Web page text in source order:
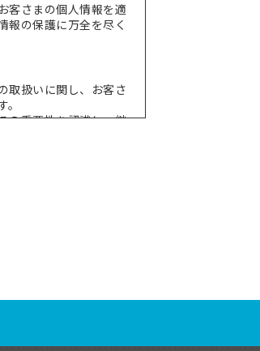
客さまの個人情報を適
報の保護に万全を尽く
取扱いに関し、お客さ
の重要性を認識し、継
びお申し出につい
します。
住所・生年月日・性